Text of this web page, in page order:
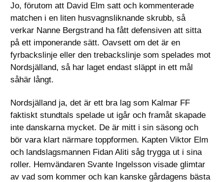
Jo, förutom att David Elm satt och kommenterade
matchen i en liten husvagnsliknande skrubb, så
verkar Nanne Bergstrand ha fått defensiven att sitta
på ett imponerande sätt. Oavsett om det är en
fyrbackslinje eller den trebackslinje som spelades mot
Nordsjälland, så har laget endast släppt in ett mål
såhär långt.
Nordsjälland ja, det är ett bra lag som Kalmar FF
faktiskt stundtals spelade ut igår och framåt skapade
inte danskarna mycket. De är mitt i sin säsong och
bör vara klart närmare toppformen. Kapten Viktor Elm
och landslagsmannen Fidan Aliti såg trygga ut i sina
roller. Hemvändaren Svante Ingelsson visade glimtar
av vad som kommer och kan kanske gårdagens bästa